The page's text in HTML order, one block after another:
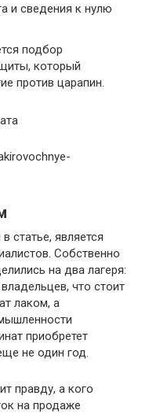
и сведения к нулю
подбор
который
против царапин.
статье, является
Собственно
на два лагеря:
что стоит
лаком, а
приобретет
не один год.
правду, а кого
на продаже